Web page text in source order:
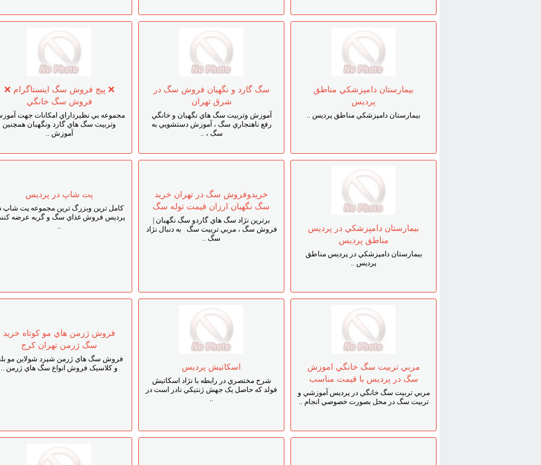
بيمارستان دامپزشکي مناطق
پرديس
بيمارستان دامپزشکي مناطق پرديس ..
سگ گارد و نگهبان فروش سگ در
شرق تهران
آموزش وتربيت سگ هاي نگهبان و خانگي
رفع ناهنجاري سگ ، آموزش دستشويي به
سگ ، ..
❌ پيج فروش سگ اينستاگرام ❌
فروش سگ خانگي
مجموعه بي نظيرداراي امکانات جهت
وتربيت سگ هاي گارد ونگهبان همچنين
آموزش ..
بيمارستان دامپزشکي در پرديس
مناطق پرديس
بيمارستان دامپزشکي در پرديس مناطق
پرديس ..
خريدوفروش سگ در تهران خريد
سگ نگهبان ارزان قيمت توله سگ
برترين نژاد سگ هاي گاردو سگ نگهبان |
فروش سگ ، مربي تربيت سگ به دنبال نژاد
سگ ..
پت شاپ در پرديس
کامل ترين وبزرگ ترين مجموعه پت شاپ
پرديس فروش غذاي سگ و گربه عرضه
..
مربي تربيت سگ خانگي اموزش
سگ در پرديس با قيمت مناسب
مربي تربيت سگ خانگي در پرديس آموزشي و
تربيت سگ در محل بصورت خصوصي انجام ..
اسکاتيش پرديس
شرح مختصري در رابطه با نژاد اسکاتيش
فولد که حاصل يک جهش ژنتيکي نادر است در
..
فروش ژرمن هاي مو کوتاه خريد
سگ ژرمن تهران کرج
فروش سگ هاي ژرمن شپرد شولاين مو
و کلاسيک فروش انواع سگ هاي ژرمن ..